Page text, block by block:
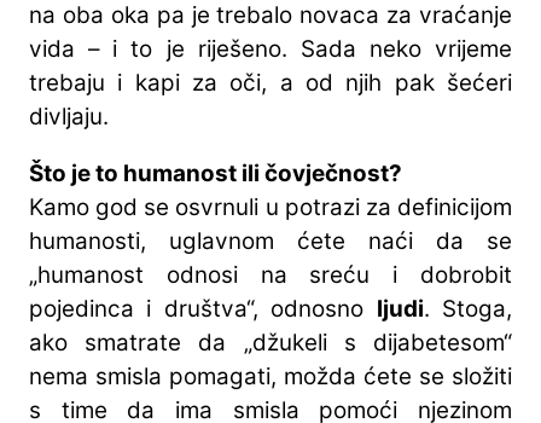
na oba oka pa je trebalo novaca za vraćanje
vida – i to je riješeno. Sada neko vrijeme
trebaju i kapi za oči, a od njih pak šećeri
divljaju.
Što je to humanost ili čovječnost?
Kamo god se osvrnuli u potrazi za definicijom
humanosti, uglavnom ćete naći da se
„humanost odnosi na sreću i dobrobit
pojedinca i društva“, odnosno ljudi. Stoga,
ako smatrate da „džukeli s dijabetesom“
nema smisla pomagati, možda ćete se složiti
s time da ima smisla pomoći njezinom